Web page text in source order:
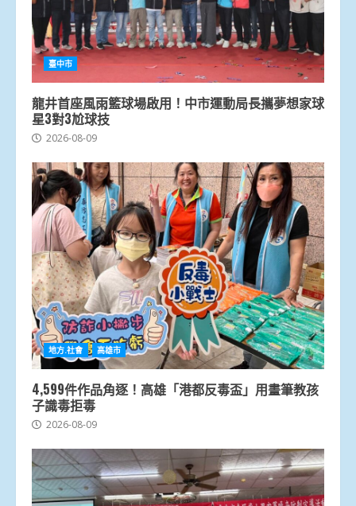
臺中市
龍井首座風雨籃球場啟用！中市運動局長攜夢想家球
星3對3尬球技
2026-08-09
地方.社會 高雄市
4,599件作品角逐！高雄「港都反毒盃」用畫筆教孩
子識毒拒毒
2026-08-09